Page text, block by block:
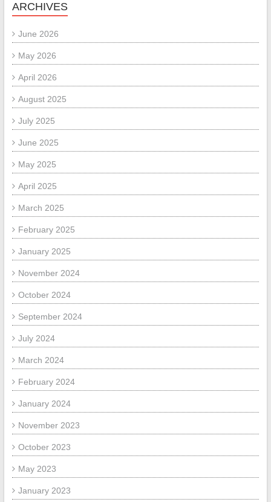
ARCHIVES
June 2026
May 2026
April 2026
August 2025
July 2025
June 2025
May 2025
April 2025
March 2025
February 2025
January 2025
November 2024
October 2024
September 2024
July 2024
March 2024
February 2024
January 2024
November 2023
October 2023
May 2023
January 2023